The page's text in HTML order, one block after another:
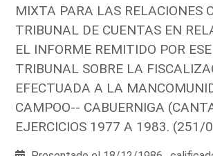
MIXTA PARA LAS RELACIONES
TRIBUNAL DE CUENTAS EN
EL INFORME REMITIDO POR
TRIBUNAL SOBRE LA
EFECTUADA A LA
CAMPOO-- CABUERNIGA
EJERCICIOS 1977 A 1983. (251/